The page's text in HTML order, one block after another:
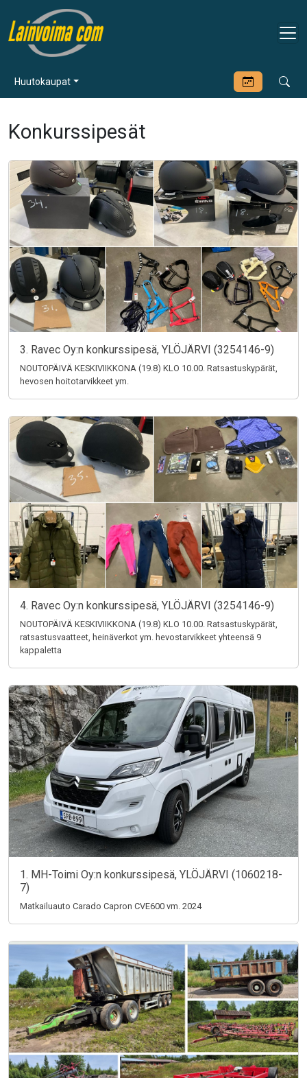
Huutokaupat
Konkurssipesät
3. Ravec Oy:n konkurssipesä, YLÖJÄRVI (3254146-9)
NOUTOPÄIVÄ KESKIVIIKKONA (19.8) KLO 10.00. Ratsastuskypärät,
hevosen hoitotarvikkeet ym.
4. Ravec Oy:n konkurssipesä, YLÖJÄRVI (3254146-9)
NOUTOPÄIVÄ KESKIVIIKKONA (19.8) KLO 10.00. Ratsastuskypärät,
ratsastusvaatteet, heinäverkot ym. hevostarvikkeet yhteensä 9
kappaletta
1. MH-Toimi Oy:n konkurssipesä, YLÖJÄRVI (1060218-
7)
Matkailuauto Carado Capron CVE600 vm. 2024